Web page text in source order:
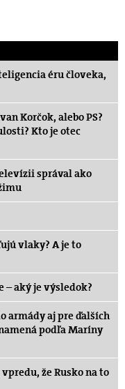
éru človeka,
Korčok, alebo PS?
Kto je otec
správal ako
vlaky? A je to
– aký je výsledok?
armády aj pre ďalších
podľa Maríny
že Rusko na to